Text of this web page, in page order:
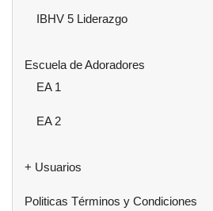
IBHV 5 Liderazgo
Escuela de Adoradores
EA 1
EA 2
+ Usuarios
Politicas Términos y Condiciones